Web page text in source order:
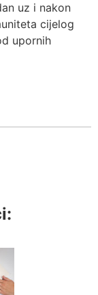
uz i nakon
cijelog
upornih